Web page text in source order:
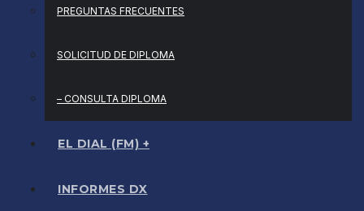
PREGUNTAS FRECUENTES
SOLICITUD DE DIPLOMA
– CONSULTA DIPLOMA
EL DIAL (FM) +
INFORMES DX